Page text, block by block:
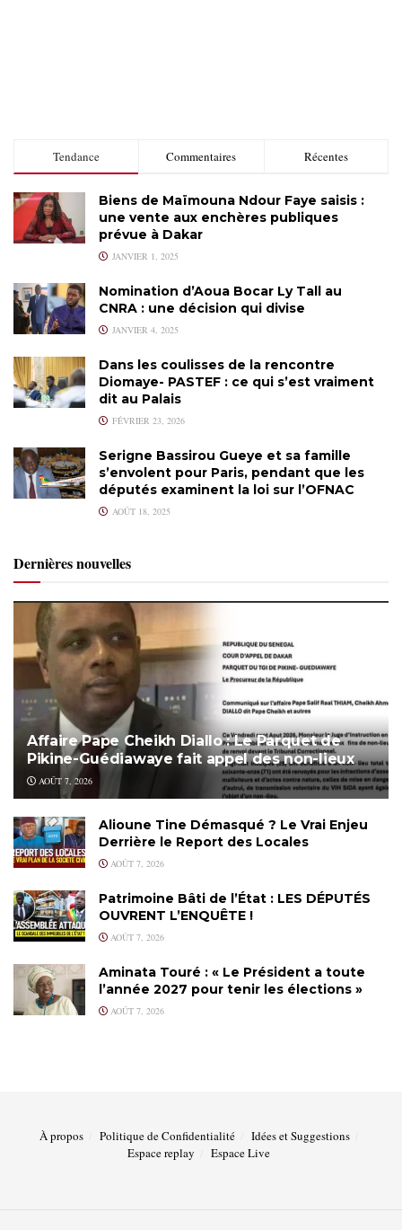
Tendance Commentaires Récentes
Biens de Maïmouna Ndour Faye saisis :
une vente aux enchères publiques
prévue à Dakar
JANVIER 1, 2025
Nomination d’Aoua Bocar Ly Tall au
CNRA : une décision qui divise
JANVIER 4, 2025
Dans les coulisses de la rencontre
Diomaye- PASTEF : ce qui s’est vraiment
dit au Palais
FÉVRIER 23, 2026
Serigne Bassirou Gueye et sa famille
s’envolent pour Paris, pendant que les
députés examinent la loi sur l’OFNAC
AOÛT 18, 2025
Dernières nouvelles
Affaire Pape Cheikh Diallo : Le Parquet de
Pikine-Guédiawaye fait appel des non-lieux
AOÛT 7, 2026
Alioune Tine Démasqué ? Le Vrai Enjeu
Derrière le Report des Locales
AOÛT 7, 2026
Patrimoine Bâti de l’État : LES DÉPUTÉS
OUVRENT L’ENQUÊTE !
AOÛT 7, 2026
Aminata Touré : « Le Président a toute
l’année 2027 pour tenir les élections »
AOÛT 7, 2026
À propos Politique de Confidentialité
Idées et Suggestions
Espace replay
Espace Live